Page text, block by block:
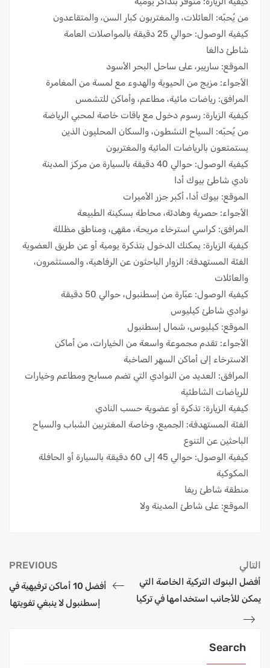
من يُحبّه: العائلات، والمغتربون كبار السن، والمتقاعدون
كيفية الوصول: حوالي 25 دقيقة بالمواصلات العامة
شاطئ دالغا
الموقع: ساريير، على ساحل البحر الأسود
الأجواء: مزيج من الحيوية والهدوء مع لمسة من المغامرة
المرافق: رياضات مائية، مطاعم، وأماكن للتشمس
كيفية الزيارة: رسوم دخول مع باقات خاصة لمحبي الرياضة
من يُحبّه: السياح النشطون، والسكان المحليون الذين
يستمتعون بالرياضات المائية والمغتربون
كيفية الوصول: حوالي 40 دقيقة بالسيارة من مركز المدينة
نادي شاطئ بيوك أدا
الموقع: بيوك أدا، أكبر جزر الأميرات
الأجواء: حصرية وهادئة، محاطة بسكينة الطبيعة
المرافق: كراسي استرخاء مريحة، مقهى، ومناطق مظللة
كيفية الزيارة: يمكنك الدخول بتذكرة يومية أو عن طريق العضوية
الفئة المستهدفة: الزوار الباحثون عن الرفاهية، والمستثمرون،
والعائلات
كيفية الوصول: عبّارة من إسطنبول، حوالي 50 دقيقة
نوادي شاطئ كيليوس
الموقع: كيليوس، شمال إسطنبول
الأجواء: تقدم مجموعة واسعة من الخيارات، من أماكن
الاسترخاء إلى أماكن السهر الصاخبة
المرافق: العديد من النوادي التي تضم مسابح ومطاعم وخيارات
للرياضات الشاطئية
كيفية الزيارة: تذكرة أو عضوية حسب النادي
الفئة المستهدفة: الجميع، وخاصة المغتربين الشباب والسياح
الباحثين عن التنوع
كيفية الوصول: حوالي 45 إلى 60 دقيقة بالسيارة أو الحافلة
المكوكية
منطقة شاطئ ريفا
الموقع: على شاطئ المدينة ولا
PREVIOUS
أفضل 10 أماكن ترفيهية في
إسطنبول لا ينبغي تفويتها
التالي
أفضل البنوك التركية الخاصة التي
يمكن للأجانب استخدامها في تركيا
Search